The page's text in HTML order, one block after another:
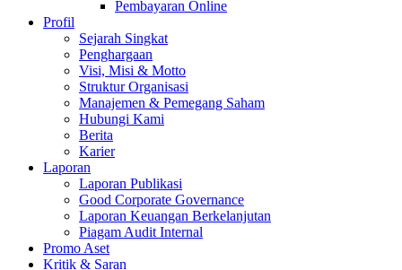
Pembayaran Online
Profil
Sejarah Singkat
Penghargaan
Visi, Misi & Motto
Struktur Organisasi
Manajemen & Pemegang Saham
Hubungi Kami
Berita
Karier
Laporan
Laporan Publikasi
Good Corporate Governance
Laporan Keuangan Berkelanjutan
Piagam Audit Internal
Promo Aset
Kritik & Saran